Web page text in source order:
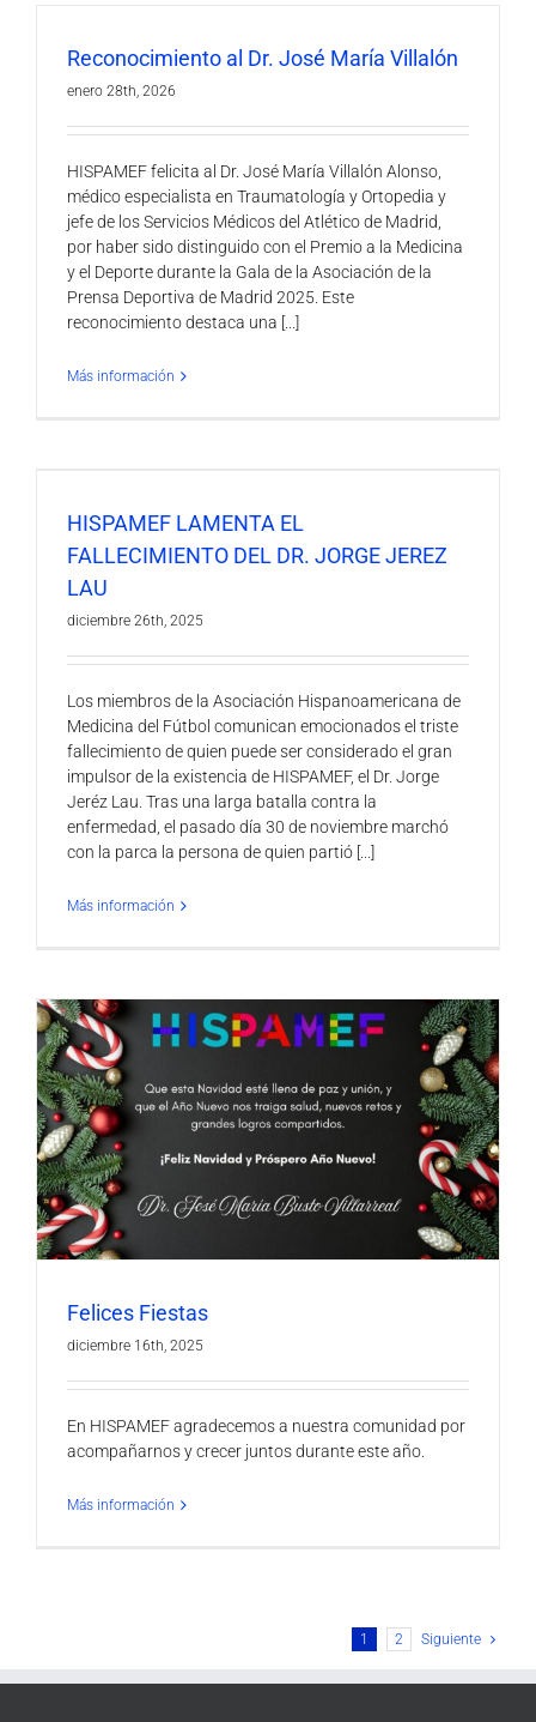
Reconocimiento al Dr. José María Villalón
enero 28th, 2026
HISPAMEF felicita al Dr. José María Villalón Alonso,
médico especialista en Traumatología y Ortopedia y
jefe de los Servicios Médicos del Atlético de Madrid,
por haber sido distinguido con el Premio a la Medicina
y el Deporte durante la Gala de la Asociación de la
Prensa Deportiva de Madrid 2025. Este
reconocimiento destaca una [...]
Más información
HISPAMEF LAMENTA EL
FALLECIMIENTO DEL DR. JORGE JEREZ
LAU
diciembre 26th, 2025
Los miembros de la Asociación Hispanoamericana de
Medicina del Fútbol comunican emocionados el triste
fallecimiento de quien puede ser considerado el gran
impulsor de la existencia de HISPAMEF, el Dr. Jorge
Jeréz Lau. Tras una larga batalla contra la
enfermedad, el pasado día 30 de noviembre marchó
con la parca la persona de quien partió [...]
Más información
Felices Fiestas
diciembre 16th, 2025
En HISPAMEF agradecemos a nuestra comunidad por
acompañarnos y crecer juntos durante este año.
Más información
1 2 Siguiente